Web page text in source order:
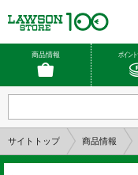
商品情報 ポイン
サイトトップ 商品情報